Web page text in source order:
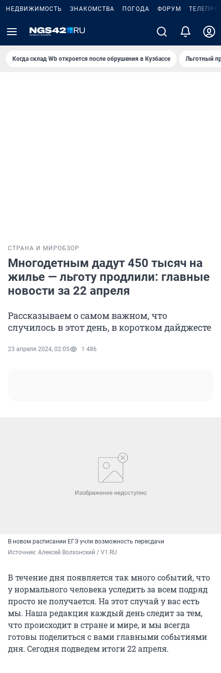
НЕДВИЖИМОСТЬ ЗНАКОМСТВА ПОГОДА ФОРУМ
Когда склад Wb откроется после обрушения в Кузбассе Льготный
СТРАНА И МИРОБЗОР
Многодетным дадут 450 тысяч на
жилье — льготу продлили: главные
новости за 22 апреля
Рассказываем о самом важном, что
случилось в этот день, в коротком дайджесте
23 апреля 2024, 02:05 1 486
В новом расписании ЕГЭ учли возможность пересдачи
Источник: Алексей Волхонский / V1.RU
В течение дня появляется так много событий, что
у нормального человека уследить за всем подряд
просто не получается. На этот случай у вас есть
мы. Наша редакция каждый день следит за тем,
что происходит в стране и мире, и мы всегда
готовы поделиться с вами главными событиями
дня. Сегодня подведем итоги 22 апреля.